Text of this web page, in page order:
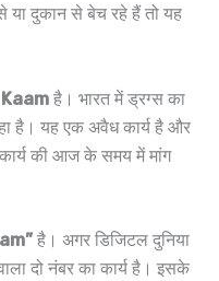
या दुकान से बेच रहे हैं तो यह
है। भारत में ड्रग्स का
है। यह एक अवैध कार्य है और
कार्य की आज के समय में मांग
है। अगर डिजिटल दुनिया
दो नंबर का कार्य है। इसके